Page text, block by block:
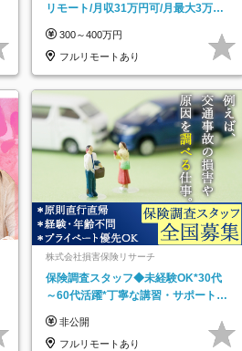
リモート/月収31万円可/月最大3万の
300～400万円
フルリモートあり
株式会社損害保険リサーチ
保険調査スタッフ◆未経験OK*30代
～60代活躍*丁寧な講習・サポートあ
託
非公開
フルリモートあり